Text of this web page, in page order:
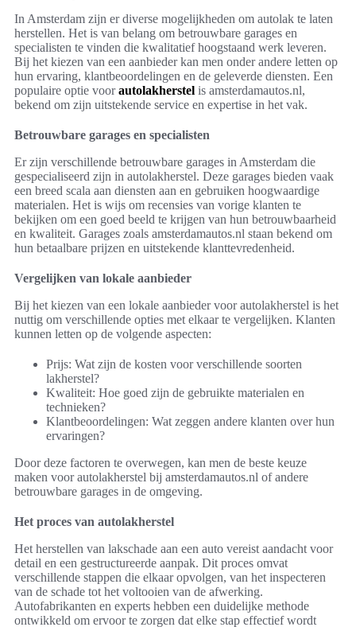
In Amsterdam zijn er diverse mogelijkheden om autolak te laten
herstellen. Het is van belang om betrouwbare garages en
specialisten te vinden die kwalitatief hoogstaand werk leveren.
Bij het kiezen van een aanbieder kan men onder andere letten op
hun ervaring, klantbeoordelingen en de geleverde diensten. Een
populaire optie voorautolakherstel is amsterdamautos.nl,
bekend om zijn uitstekende service en expertise in het vak.
Betrouwbare garages en specialisten
Er zijn verschillende betrouwbare garages in Amsterdam die
gespecialiseerd zijn in autolakherstel. Deze garages bieden vaak
een breed scala aan diensten aan en gebruiken hoogwaardige
materialen. Het is wijs om recensies van vorige klanten te
bekijken om een goed beeld te krijgen van hun betrouwbaarheid
en kwaliteit. Garages zoals amsterdamautos.nl staan bekend om
hun betaalbare prijzen en uitstekende klanttevredenheid.
Vergelijken van lokale aanbieder
Bij het kiezen van een lokale aanbieder voor autolakherstel is het
nuttig om verschillende opties met elkaar te vergelijken. Klanten
kunnen letten op de volgende aspecten:
Prijs: Wat zijn de kosten voor verschillende soorten
lakherstel?
Kwaliteit: Hoe goed zijn de gebruikte materialen en
technieken?
Klantbeoordelingen: Wat zeggen andere klanten over hun
ervaringen?
Door deze factoren te overwegen, kan men de beste keuze
maken voor autolakherstel bij amsterdamautos.nl of andere
betrouwbare garages in de omgeving.
Het proces van autolakherstel
Het herstellen van lakschade aan een auto vereist aandacht voor
detail en een gestructureerde aanpak. Dit proces omvat
verschillende stappen die elkaar opvolgen, van het inspecteren
van de schade tot het voltooien van de afwerking.
Autofabrikanten en experts hebben een duidelijke methode
ontwikkeld om ervoor te zorgen dat elke stap effectief wordt